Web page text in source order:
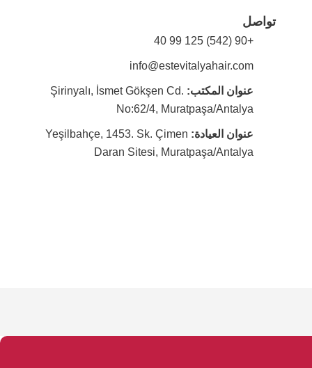
تواصل
+90 (542) 125 99 40
info@estevitalyahair.com
عنوان المكتب: Şirinyalı, İsmet Gökşen Cd.
No:62/4, Muratpaşa/Antalya
عنوان العيادة: Yeşilbahçe, 1453. Sk. Çimen
Daran Sitesi, Muratpaşa/Antalya